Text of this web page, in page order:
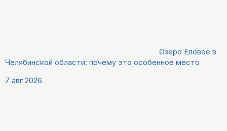
Озеро Еловое в
Челябинской области: почему это особенное место
7 авг 2026